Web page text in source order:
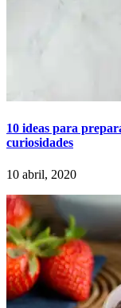
10 ideas para
curiosidades
10 abril, 2020